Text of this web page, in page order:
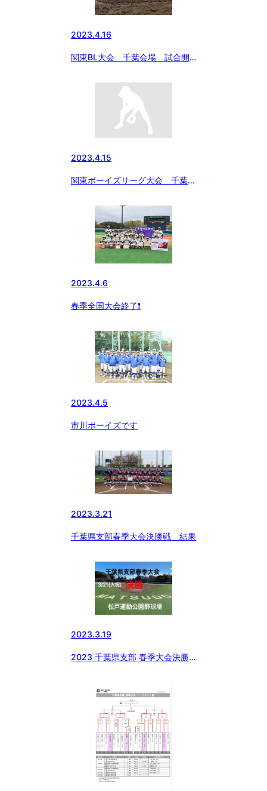
2023.4.16
関東BL大会 千葉会場 試合開
2023.4.15
関東ボーイズリーグ大会 千葉会
知らせ
2023.4.6
春季全国大会終了❗️
2023.4.5
市川ボーイズです
2023.3.21
千葉県支部春季大会決勝戦 結果
2023.3.19
2023 千葉県支部 春季大会決勝